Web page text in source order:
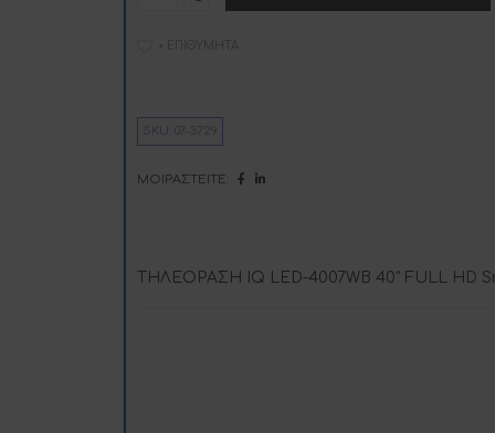
+ ΕΠΙΘΥΜΗΤΆ
SKU:
ΜΟΙΡΑΣΤΕΊΤΕ:
ΤΗΛΕΟΡΑΣΗ IQ LED-4007WB 40" FULL HD